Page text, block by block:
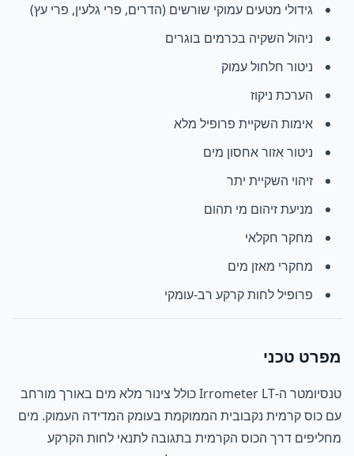
גידולי מטעים עמוקי שורשים (הדרים, פרי גלעין, פרי עץ)
ניהול השקיה בכרמים בוגרים
ניטור חלחול עמוק
הערכת ניקוז
אימות השקיית פרופיל מלא
ניטור אזור אחסון מים
זיהוי השקיית יתר
מניעת זיהום מי תהום
מחקר חקלאי
מחקרי מאזן מים
פרופיל לחות קרקע רב-עומקי
מפרט טכני
טנסיומטר ה-Irrometer LT כולל צינור מלא מים באורך מורחב
עם כוס קרמית נקבובית הממוקמת בעומק המדידה העמוק. מים
מחליפים דרך הכוס הקרמית בתגובה לתנאי לחות הקרקע